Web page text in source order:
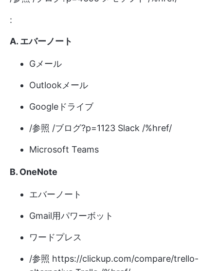
:
A. エバーノート
Gメール
Outlookメール
Googleドライブ
/参照 /ブログ?p=1123 Slack /%href/
Microsoft Teams
B. OneNote
エバーノート
Gmail用パワーボット
ワードプレス
/参照 https://clickup.com/compare/trello-